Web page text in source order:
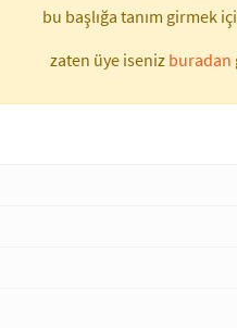
bu başlığa tanım girmek
zaten üye iseniz buradan